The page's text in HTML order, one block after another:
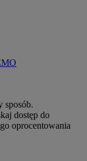
sposób.
dostęp do
oprocentowania